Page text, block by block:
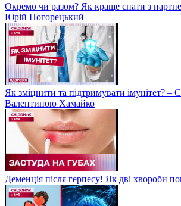
Окремо чи разом? Як краще спати з
Юрій Погорецький
Як зміцнити та підтримувати імунітет? –
Валентиною Хамайко
Деменція після герпесу! Як дві хвороби